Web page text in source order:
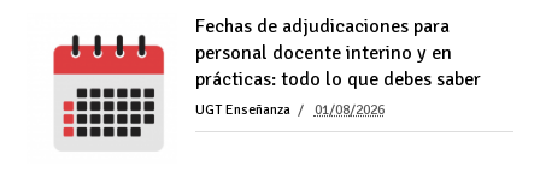
Fechas de adjudicaciones para
personal docente interino y en
prácticas: todo lo que debes saber
UGT Enseñanza 01/08/2026